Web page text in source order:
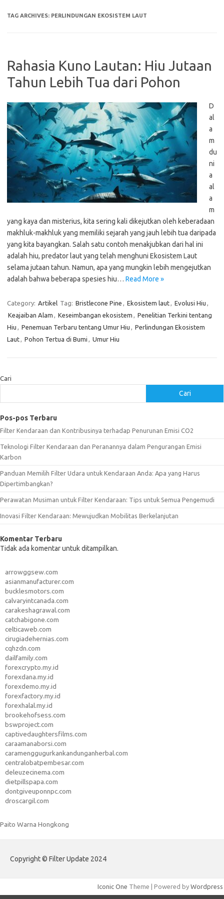
TAG ARCHIVES: PERLINDUNGAN EKOSISTEM LAUT
Rahasia Kuno Lautan: Hiu Jutaan
Tahun Lebih Tua dari Pohon
D
al
a
m
du
ni
a
al
a
m
yang kaya dan misterius, kita sering kali dikejutkan oleh keberadaan
makhluk-makhluk yang memiliki sejarah yang jauh lebih tua daripada
yang kita bayangkan. Salah satu contoh menakjubkan dari hal ini
adalah hiu, predator laut yang telah menghuni Ekosistem Laut
selama jutaan tahun. Namun, apa yang mungkin lebih mengejutkan
adalah bahwa beberapa spesies hiu… Read More »
Category: Artikel Tag: Bristlecone Pine , Ekosistem laut, Evolusi Hiu ,
Keajaiban Alam , Keseimbangan ekosistem , Penelitian Terkini tentang
Hiu , Penemuan Terbaru tentang Umur Hiu , Perlindungan Ekosistem
Laut, Pohon Tertua di Bumi , Umur Hiu
Cari
Cari
Pos-pos Terbaru
Filter Kendaraan dan Kontribusinya terhadap Penurunan Emisi CO2
Teknologi Filter Kendaraan dan Peranannya dalam Pengurangan Emisi
Karbon
Panduan Memilih Filter Udara untuk Kendaraan Anda: Apa yang Harus
Dipertimbangkan?
Perawatan Musiman untuk Filter Kendaraan: Tips untuk Semua Pengemudi
Inovasi Filter Kendaraan: Mewujudkan Mobilitas Berkelanjutan
Komentar Terbaru
Tidak ada komentar untuk ditampilkan.
arrowggsew.com
asianmanufacturer.com
bucklesmotors.com
calvaryintcanada.com
carakeshagrawal.com
catchabigone.com
celticaweb.com
cirugiadehernias.com
cqhzdn.com
dailfamily.com
forexcrypto.my.id
forexdana.my.id
forexdemo.my.id
forexfactory.my.id
forexhalal.my.id
brookehofsess.com
bswproject.com
captivedaughtersfilms.com
caraamanaborsi.com
caramenggugurkankandunganherbal.com
centralobatpembesar.com
deleuzecinema.com
dietpillspapa.com
dontgiveuponnpc.com
droscargil.com
Paito Warna Hongkong
Copyright © Filter Update 2024
Iconic One Theme | Powered by Wordpress